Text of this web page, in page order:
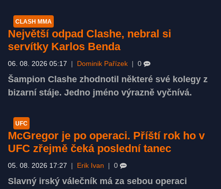
CLASH MMA
Největší odpad Clashe, nebral si
servítky Karlos Benda
06. 08. 2026 05:17 Dominik Pařízek 0
Šampion Clashe zhodnotil některé své kolegy z
bizarní stáje. Jedno jméno výrazně vyčnívá.
UFC
McGregor je po operaci. Příští rok ho v
UFC zřejmě čeká poslední tanec
05. 08. 2026 17:27 Erik Ivan 0
Slavný irský válečník má za sebou operaci